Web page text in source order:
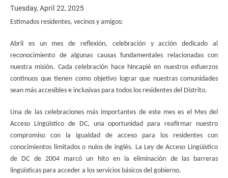
Tuesday, April 22, 2025
Estimados residentes, vecinos y amigos:
Abril es un mes de reflexión, celebración y acción dedicado al
reconocimiento de algunas causas fundamentales relacionadas con
nuestra misión. Cada celebración hace hincapié en nuestros esfuerzos
continuos que tienen como objetivo lograr que nuestras comunidades
sean más accesibles e inclusivas para todos los residentes del Distrito.
Una de las celebraciones más importantes de este mes es el Mes del
Acceso Lingüístico de DC, una oportunidad para reafirmar nuestro
compromiso con la igualdad de acceso para los residentes con
conocimientos limitados o nulos de inglés. La Ley de Acceso Lingüístico
de DC de 2004 marcó un hito en la eliminación de las barreras
lingüísticas para acceder a los servicios básicos del gobierno.